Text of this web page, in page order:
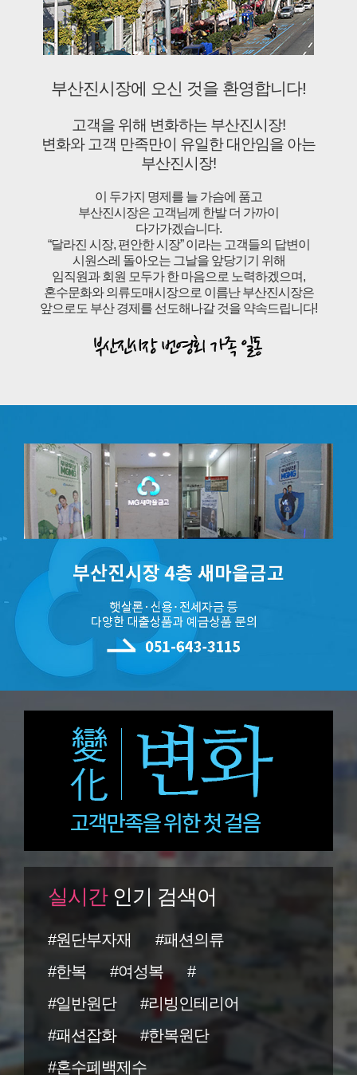
부산진시장에 오신 것을 환영합니다!
고객을 위해 변화하는 부산진시장!
변화와 고객 만족만이 유일한 대안임을 아는
부산진시장!
이 두가지 명제를 늘 가슴에 품고
부산진시장은 고객님께 한발 더 가까이
다가가겠습니다.
“달라진 시장, 편안한 시장” 이라는 고객들의 답변이
시원스레 돌아오는 그날을 앞당기기 위해
임직원과 회원 모두가 한 마음으로 노력하겠으며,
혼수문화와 의류도매시장으로 이름난 부산진시장은
앞으로도 부산 경제를 선도해나갈 것을 약속드립니다!
실시간인기 검색어
#원단부자재
#패션의류
#한복
#여성복
#
#일반원단
#리빙인테리어
#패션잡화
#한복원단
#혼수폐백제수